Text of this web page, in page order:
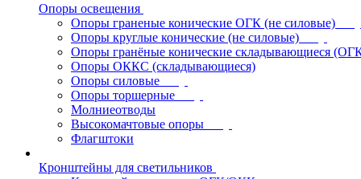
Опоры освещения
Опоры граненые конические ОГК (не силовые)
Опоры круглые конические (не силовые)
Опоры гранёные конические складывающиеся
Опоры ОККС (складывающиеся)
Опоры силовые
Опоры торшерные
Молниеотводы
Высокомачтовые опоры
Флагштоки
Кронштейны для светильников